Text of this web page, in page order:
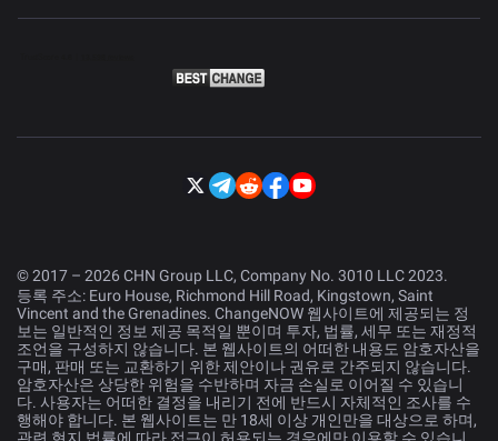
© 2017 – 2026 CHN Group LLC, Company No. 3010 LLC 2023.
등록 주소: Euro House, Richmond Hill Road, Kingstown, Saint
Vincent and the Grenadines. ChangeNOW 웹사이트에 제공되는 정
보는 일반적인 정보 제공 목적일 뿐이며 투자, 법률, 세무 또는 재정적
조언을 구성하지 않습니다. 본 웹사이트의 어떠한 내용도 암호자산을
구매, 판매 또는 교환하기 위한 제안이나 권유로 간주되지 않습니다.
암호자산은 상당한 위험을 수반하며 자금 손실로 이어질 수 있습니
다. 사용자는 어떠한 결정을 내리기 전에 반드시 자체적인 조사를 수
행해야 합니다. 본 웹사이트는 만 18세 이상 개인만을 대상으로 하며,